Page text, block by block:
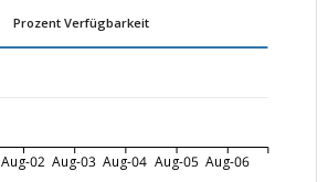
Prozent Verfügbarkeit
Aug-02 Aug-03 Aug-04 Aug-05 Aug-06